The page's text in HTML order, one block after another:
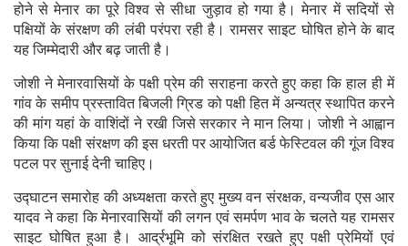
होने से मेनार का पूरे विश्व से सीधा जुड़ाव हो गया है। मेनार में सदियों से
पक्षियों के संरक्षण की लंबी परंपरा रही है। रामसर साइट घोषित होने के बाद
यह जिम्मेदारी और बढ़ जाती है।
जोशी ने मेनारवासियों के पक्षी प्रेम की सराहना करते हुए कहा कि हाल ही में
गांव के समीप प्रस्तावित बिजली ग्रिड को पक्षी हित में अन्यत्र स्थापित करने
की मांग यहां के वाशिंदों ने रखी जिसे सरकार ने मान लिया। जोशी ने आह्वान
किया कि पक्षी संरक्षण की इस धरती पर आयोजित बर्ड फेस्टिवल की गूंज विश्व
पटल पर सुनाई देनी चाहिए।
उद्घाटन समारोह की अध्यक्षता करते हुए मुख्य वन संरक्षक, वन्यजीव एस आर
यादव ने कहा कि मेनारवासियों की लगन एवं समर्पण भाव के चलते यह रामसर
साइट घोषित हुआ है। आर्द्रभूमि को संरक्षित रखते हुए पक्षी प्रेमियों एवं